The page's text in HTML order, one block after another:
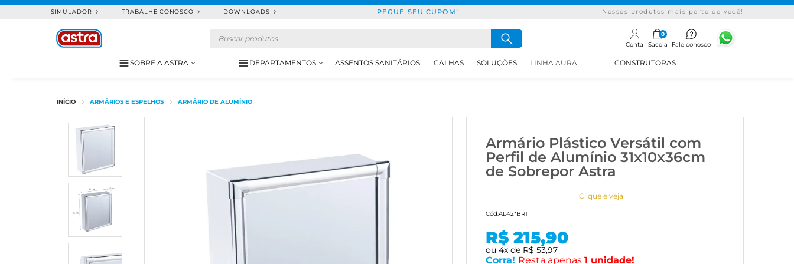
SIMULADOR TRABALHE CONOSCO DOWNLOADS PEGUE SEU CUPOM! Nossos produtos mais perto de você!
SOBRE A ASTRA DEPARTAMENTOS ASSENTOS SANITÁRIOS CALHAS SOLUÇÕES LINHA AURA CONSTRUTORAS
Conta
0
Sacola Fale conosco
ARMÁRIOS E ESPELHOS ARMÁRIO DE ALUMÍNIO
Armário Plástico Versátil com
Perfil de Alumínio 31x10x36cm
de Sobrepor Astra
Clique e veja!
Cód:AL42*BR1
R$ 215,90
ou4x de R$ 53,97
Corra! Resta apenas1 unidade!